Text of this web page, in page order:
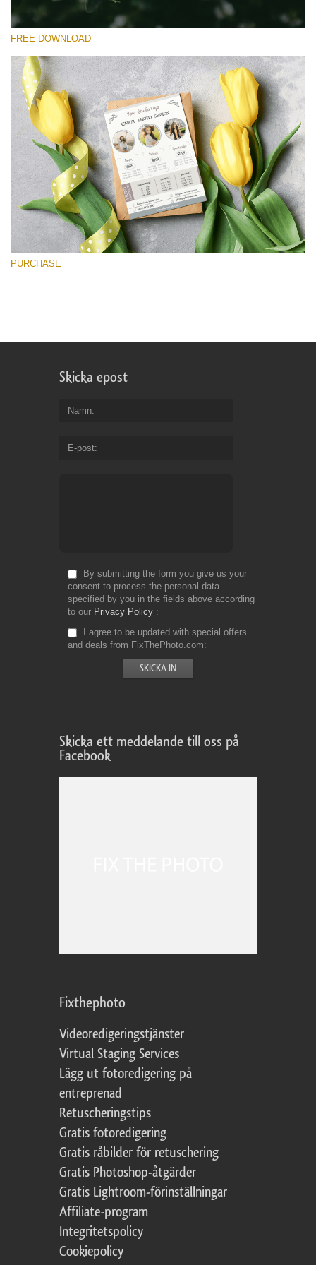
Please select
Free Font #32
Senior Price List
Free download
FREE DOWNLOAD
PURCHASE
Skicka epost
Namn
E-post
By submitting the form you give us your
consent to process the personal data
specified by you in the fields above according
to our Privacy Policy
I agree to be updated with special offers
and deals from FixThePhoto.com
Skicka ett meddelande till oss på
Facebook
Fixthephoto
Videoredigeringstjänster
Virtual Staging Services
Lägg ut fotoredigering på
entreprenad
Retuscheringstips
Gratis fotoredigering
Gratis råbilder för retuschering
Gratis Photoshop-åtgärder
Gratis Lightroom-förinställningar
Affiliate-program
Integritetspolicy
Cookiepolicy